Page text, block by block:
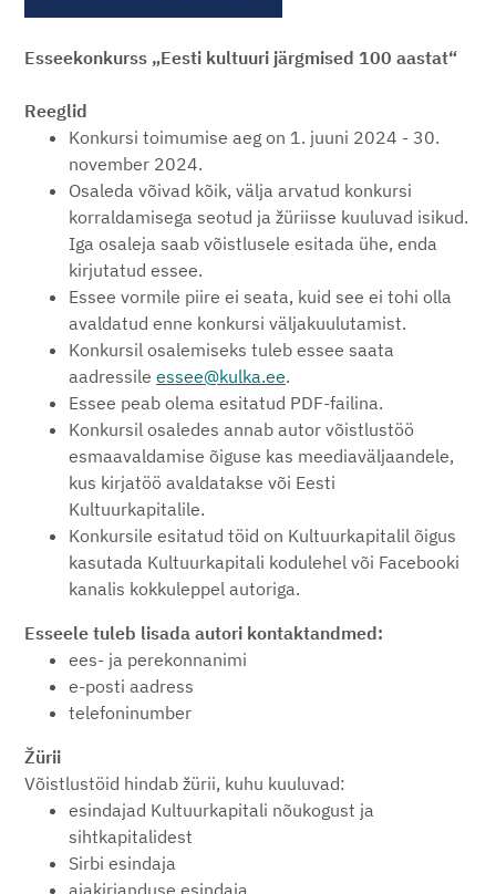
Esseekonkurss „Eesti kultuuri järgmised 100 aastat“
Reeglid
Konkursi toimumise aeg on 1. juuni 2024 - 30.
november 2024.
Osaleda võivad kõik, välja arvatud konkursi
korraldamisega seotud ja žüriisse kuuluvad isikud.
Iga osaleja saab võistlusele esitada ühe, enda
kirjutatud essee.
Essee vormile piire ei seata, kuid see ei tohi olla
avaldatud enne konkursi väljakuulutamist.
Konkursil osalemiseks tuleb essee saata
aadressile essee@kulka.ee.
Essee peab olema esitatud PDF-failina.
Konkursil osaledes annab autor võistlustöö
esmaavaldamise õiguse kas meediaväljaandele,
kus kirjatöö avaldatakse või Eesti
Kultuurkapitalile.
Konkursile esitatud töid on Kultuurkapitalil õigus
kasutada Kultuurkapitali kodulehel või Facebooki
kanalis kokkuleppel autoriga.
Esseele tuleb lisada autori kontaktandmed:
ees- ja perekonnanimi
e-posti aadress
telefoninumber
Žürii
Võistlustöid hindab žürii, kuhu kuuluvad:
esindajad Kultuurkapitali nõukogust ja
sihtkapitalidest
Sirbi esindaja
ajakirjanduse esindaja